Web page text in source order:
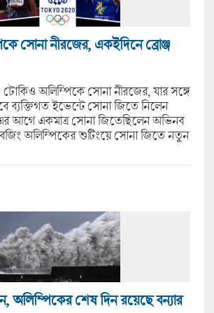
সোনা নীরজের, একইদিনে ব্রোঞ্জ
টোকিও অলিম্পিকে সোনা নীরজের, যার সঙ্গে
ব্যক্তিগত ইভেন্টে সোনা জিতে নিলেন
আগে একমাত্র সোনা জিতেছিলেন অভিনব
বেজিং অলিম্পিকের শুটিংয়ে সোনা জিতে নতুন
অলিম্পিকের শেষ দিন রয়েছে বন্যার